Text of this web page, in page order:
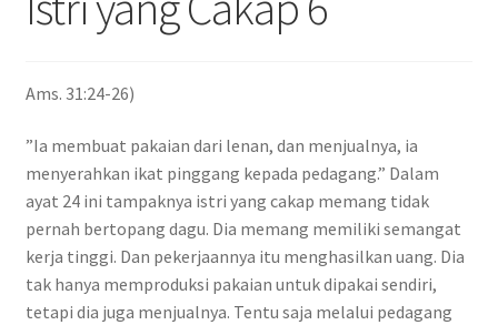
Ams. 31:24-26)
”Ia membuat pakaian dari lenan, dan menjualnya, ia
menyerahkan ikat pinggang kepada pedagang.” Dalam
ayat 24 ini tampaknya istri yang cakap memang tidak
pernah bertopang dagu. Dia memang memiliki semangat
kerja tinggi. Dan pekerjaannya itu menghasilkan uang. Dia
tak hanya memproduksi pakaian untuk dipakai sendiri,
tetapi dia juga menjualnya. Tentu saja melalui pedagang